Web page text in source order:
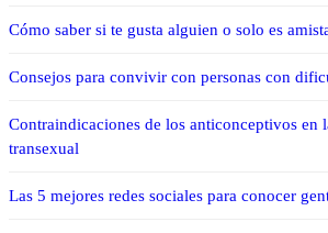
Cómo saber si te gusta alguien o solo es
Consejos para convivir con personas con
Contraindicaciones de los anticonceptivos en
transexual
Las 5 mejores redes sociales para conocer